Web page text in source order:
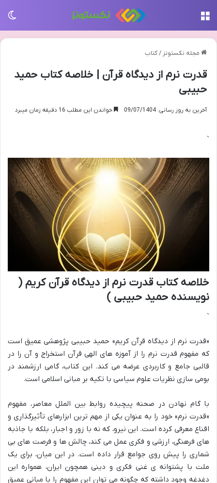
مجله نکستونز /کتاب
قدرت نرم از دیدگاه قرآن | خلاصه کتاب حمید
حبیبی
آخرین به روز رسانی: 09/07/1404 خواندن این مطلب 16 دقیقه زمان میبرد
`
خلاصه کتاب قدرت نرم از دیدگاه قرآن کریم (
نویسنده حمید حبیبی )
`
«قدرت نرم از دیدگاه قرآن کریم» حمید حبیبی پژوهشی عمیق است
که مفهوم قدرت نرم را از آموزه های الهی قرآن استخراج و آن را در
قالبی جامع و کاربردی عرضه می کند. این کتاب، گامی ارزشمند در
بومی سازی نظریات علوم سیاسی با تکیه بر مبانی اسلامی است.
با گام نهادن در صحنه پیچیده روابط بین الملل معاصر، مفهوم
«قدرت نرم» خود را به عنوان یکی از مهم ترین ابزارهای تأثیرگذاری و
اقناع معرفی کرده است. این نیرو، که نه با زور و اجبار، بلکه با جاذبه
های فرهنگی، ارزشی و فکری عمل می کند، چالش ها و فرصت های بی
شماری را پیش روی جوامع قرار داده است. در این میان، برای یک
ملت با پشتوانه ی غنی فکری و دینی همچون ایران، همواره این
دغدغه وجود داشته که چگونه می توان این مفهوم را با مبانی عمیق